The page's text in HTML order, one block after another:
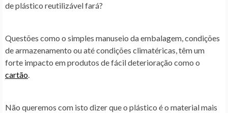
de plástico reutilizável fará?
Questões como o simples manuseio da embalagem, condições
de armazenamento ou até condições climatéricas, têm um
forte impacto em produtos de fácil deterioração como o
cartão.
Não queremos com isto dizer que o plástico é o material mais